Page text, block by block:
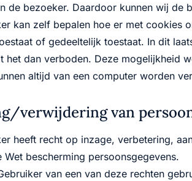
de bezoeker. Daardoor kunnen wij
kan zelf bepalen hoe er met cookies
of gedeeltelijk toestaat. In dit
het dan verboden. Deze mogelijkheid
altijd van een computer worden
verwijdering van
heeft recht op inzage, verbetering,
Wet bescherming persoonsgegevens.
van een van deze rechten